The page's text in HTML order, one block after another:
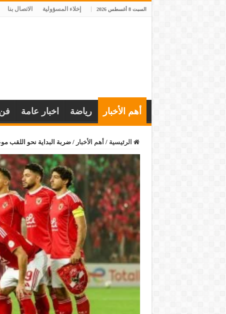
السبت 8 أغسطس 2026 إخلاء المسؤولية الاتصال بنا
أهم الأخبار رياضة اخبار عامة
الرئيسية / أهم الأخبار / ضربة البداية نحو اللقب